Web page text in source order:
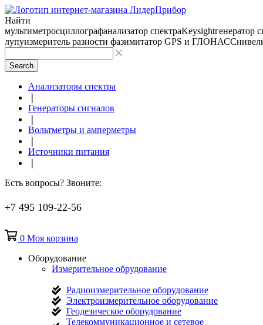
Найти
мультиметросциллографанализатор спектраKeysightгенератор
лупуизмеритель разности фазимитатор GPS и ГЛОНАСС
Search
Анализаторы спектра
Генераторы сигналов
Вольтметры и амперметры
Источники питания
Есть вопросы? Звоните:
+7 495 109-22-56
0 Моя корзина
Оборудование
Измерительное обрудование
Радиоизмерительное оборудование
Электроизмерительное оборудование
Геодезическое оборудование
Телекоммуникационное и сетевое